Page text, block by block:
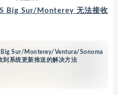
Big Sur/Monterey 无法接收
Big Sur/Monterey/Ventura/Sonoma
到系统更新推送的解决方法